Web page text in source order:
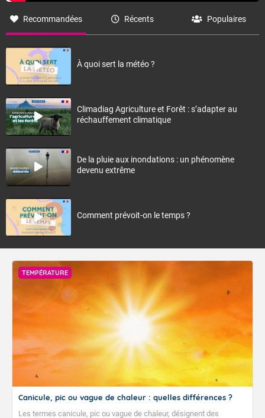
Recommandées Récents Populaires
À quoi sert la météo ?
Climadiag Agriculture et Forêt : s’adapter au
réchauffement climatique
De la pluie aux inondations : un phénomène
devenu extrême
Comment prévoit-on le temps ?
TEMPÉRATURE
Canicule, pic ou vague de chaleur : quelles différences ?
Les termes canicule, pic ou vague de chaleur, désignent des